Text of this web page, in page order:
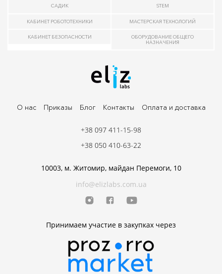
САДИК STEM
КАБИНЕТ РОБОТОТЕХНИКИ МАСТЕРСКАЯ ТЕХНОЛОГИЙ
КАБИНЕТ БЕЗОПАСНОСТИ
ОБОРУДОВАНИЕ ОБЩЕГО
НАЗНАЧЕНИЯ
О нас Приказы Блог Контакты Оплата и доставка
10003, м. Житомир, майдан Перемоги, 10
info@elizlabs.com.ua
Принимаем участие в закупках через
+38 097 411-15-98
+38 050 410-63-22